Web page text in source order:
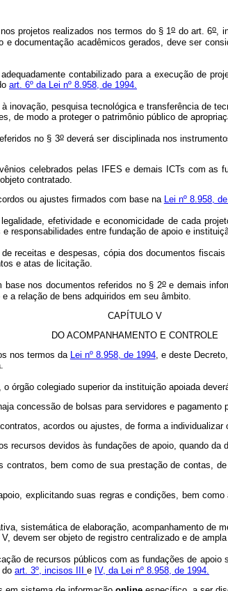
projetos realizados nos termos do § 1odo art. 6o,
documentação acadêmicos gerados, deve ser
contabilizado para a execução de
art. 6º da Lei nº 8.958, de 1994.
pesquisa tecnológica e transferência de
de modo a proteger o patrimônio público de
no § 3odeverá ser disciplinada nos
celebrados pelas IFES e demais ICTs com as
contratado.
ou ajustes firmados com base na
Lei nº 8.958,
efetividade e economicidade de cada
responsabilidades entre fundação de apoio e
receitas e despesas, cópia dos documentos
e atas de licitação.
nos documentos referidos no § 2oe demais
a relação de bens adquiridos em seu âmbito.
CAPÍTULO V
DO ACOMPANHAMENTO E CONTROLE
nos termos da Lei nº 8.958, de 1994, e deste
o órgão colegiado superior da instituição apoiada
concessão de bolsas para servidores e
acordos ou ajustes, de forma a
recursos devidos às fundações de apoio, quando
bem como de sua prestação de contas,
explicitando suas regras e condições, bem
sistemática de elaboração, acompanhamento de
devem ser objeto de registro centralizado e de
de recursos públicos com as fundações de
do art. 3º, incisos III e IV, da Lei nº 8.958, de 1994.